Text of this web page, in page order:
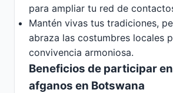
para ampliar tu red de
Mantén vivas tus tradiciones,
abraza las costumbres locales
convivencia armoniosa.
Beneficios de participar
afganos en Botswana